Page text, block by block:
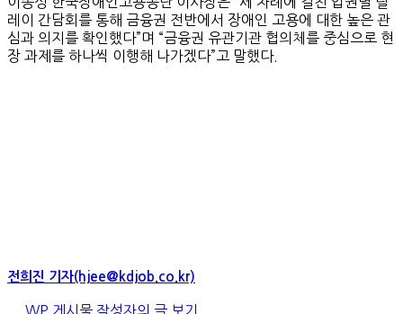
레이 간담회를 통해 금융권 전반에서 장애인 고용에 대한 높은 관
심과 의지를 확인했다”며 “금융권 유관기관 협의체를 중심으로 현
장 과제를 하나씩 이행해 나가겠다”고 말했다.
전희진 기자(hjee@kdjob.co.kr)
WP 게시물 작성자의 글 보기